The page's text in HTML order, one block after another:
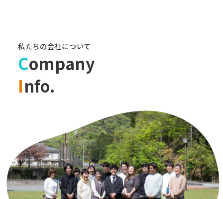
私たちの会社について
Company
Info.